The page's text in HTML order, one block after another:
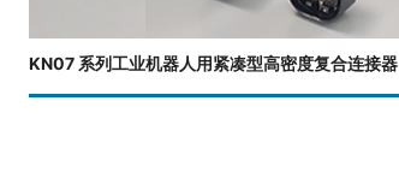
KN07 系列工业机器人用紧凑型高密度复合连接器